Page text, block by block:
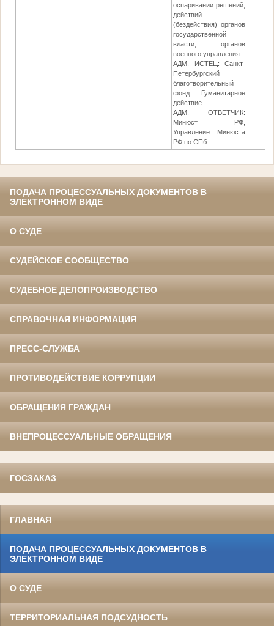
оспаривании решений,
действий
(бездействия) органов
государственной
власти, органов
военного управления
АДМ. ИСТЕЦ: Санкт-
Петербургский
благотворительный
фонд Гуманитарное
действие
АДМ. ОТВЕТЧИК:
Минюст РФ,
Управление Минюста
РФ по СПб
ПОДАЧА ПРОЦЕССУАЛЬНЫХ ДОКУМЕНТОВ В
ЭЛЕКТРОННОМ ВИДЕ
О СУДЕ
СУДЕЙСКОЕ СООБЩЕСТВО
СУДЕБНОЕ ДЕЛОПРОИЗВОДСТВО
СПРАВОЧНАЯ ИНФОРМАЦИЯ
ПРЕСС-СЛУЖБА
ПРОТИВОДЕЙСТВИЕ КОРРУПЦИИ
ОБРАЩЕНИЯ ГРАЖДАН
ВНЕПРОЦЕССУАЛЬНЫЕ ОБРАЩЕНИЯ
ГОСЗАКАЗ
ГЛАВНАЯ
ПОДАЧА ПРОЦЕССУАЛЬНЫХ ДОКУМЕНТОВ В
ЭЛЕКТРОННОМ ВИДЕ
О СУДЕ
ТЕРРИТОРИАЛЬНАЯ ПОДСУДНОСТЬ